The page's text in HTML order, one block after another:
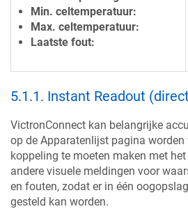
Min. celtemperatuur:
Max. celtemperatuur:
Laatste fout:
5.1.1. Instant Readout
VictronConnect kan belangrijke
op de Apparatenlijst pagina worden
koppeling te moeten maken met
andere visuele meldingen voor
en fouten, zodat er in één
gesteld kan worden.